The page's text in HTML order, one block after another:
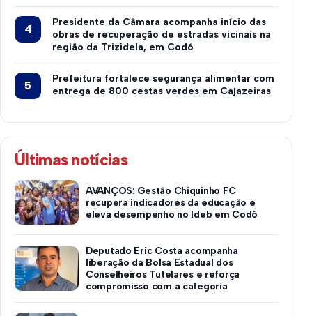
Presidente da Câmara acompanha início das
obras de recuperação de estradas vicinais na
região da Trizidela, em Codó
Prefeitura fortalece segurança alimentar com
entrega de 800 cestas verdes em Cajazeiras
Últimas notícias
AVANÇOS: Gestão Chiquinho FC
recupera indicadores da educação e
eleva desempenho no Ideb em Codó
Deputado Eric Costa acompanha
liberação da Bolsa Estadual dos
Conselheiros Tutelares e reforça
compromisso com a categoria